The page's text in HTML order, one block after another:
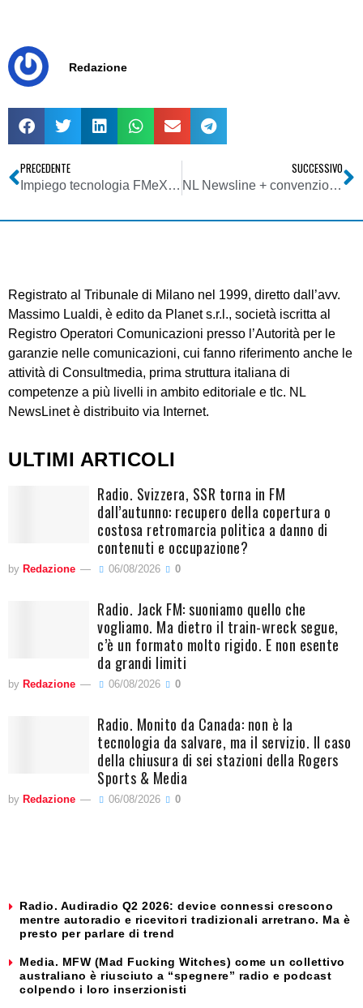
Redazione
PRECEDENTE
Impiego tecnologia FMeXtra per impiego promiscuo tratte di collegamento esistenti o per differenziazione pubblicitaria
SUCCESSIVO
NL Newsline + convenzioni ed eventi speciali Consultmedia – service commerciale
Registrato al Tribunale di Milano nel 1999, diretto dall’avv.
Massimo Lualdi, è edito da Planet s.r.l., società iscritta al
Registro Operatori Comunicazioni presso l’Autorità per le
garanzie nelle comunicazioni, cui fanno riferimento anche le
attività di Consultmedia, prima struttura italiana di
competenze a più livelli in ambito editoriale e tlc. NL
NewsLinet è distribuito via Internet.
ULTIMI ARTICOLI
Radio. Svizzera, SSR torna in FM
dall’autunno: recupero della copertura o
costosa retromarcia politica a danno di
contenuti e occupazione?
by Redazione 06/08/2026 0
Radio. Jack FM: suoniamo quello che
vogliamo. Ma dietro il train-wreck segue,
c’è un formato molto rigido. E non esente
da grandi limiti
by Redazione 06/08/2026 0
Radio. Monito da Canada: non è la
tecnologia da salvare, ma il servizio. Il caso
della chiusura di sei stazioni della Rogers
Sports & Media
by Redazione 06/08/2026 0
Radio. Audiradio Q2 2026: device connessi crescono
mentre autoradio e ricevitori tradizionali arretrano. Ma è
presto per parlare di trend
Media. MFW (Mad Fucking Witches) come un collettivo
australiano è riusciuto a “spegnere” radio e podcast
colpendo i loro inserzionisti